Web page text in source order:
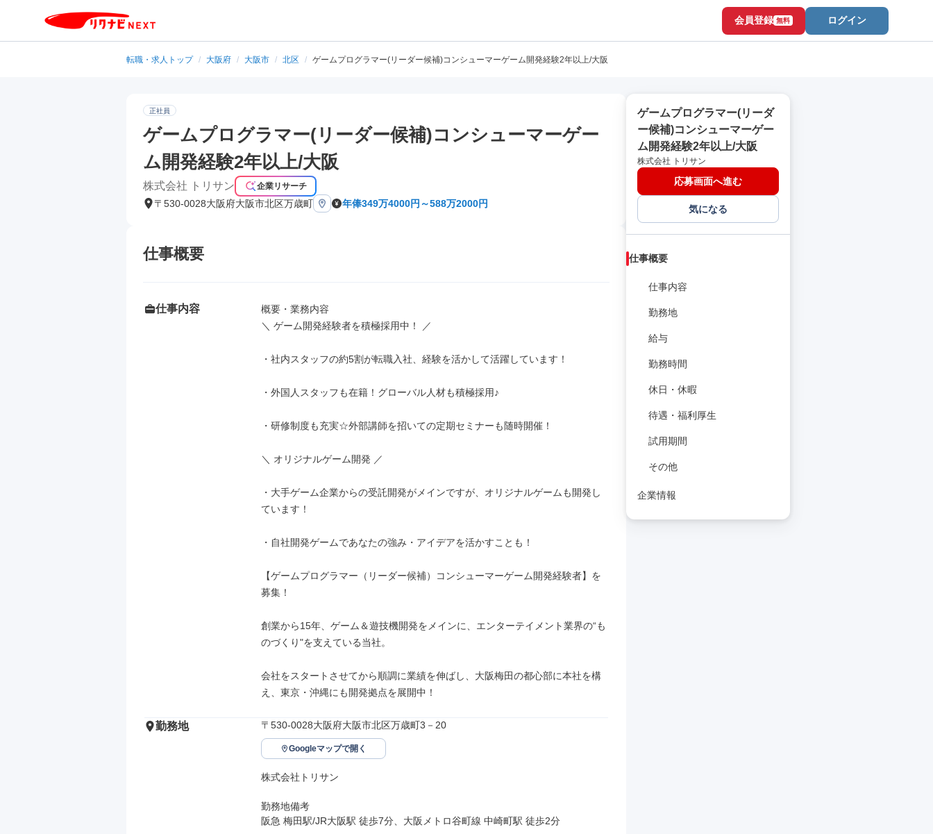
会員登録 無料 ログイン
転職・求人トップ / 大阪府 / 大阪市 / 北区 / ゲームプログラマー(リーダー候補)コンシューマーゲーム開発経験2年以上/大阪
正社員
ゲームプログラマー(リーダー候補)コンシューマーゲー
ム開発経験2年以上/大阪
株式会社 トリサン 企業リサーチ
〒530-0028大阪府大阪市北区万歳町 年俸349万4000円～588万2000円
仕事概要
仕事内容
概要・業務内容
＼ ゲーム開発経験者を積極採用中！ ／
・社内スタッフの約5割が転職入社、経験を活かして活躍しています！
・外国人スタッフも在籍！グローバル人材も積極採用♪
・研修制度も充実☆外部講師を招いての定期セミナーも随時開催！
＼ オリジナルゲーム開発 ／
・大手ゲーム企業からの受託開発がメインですが、オリジナルゲームも開発し
ています！
・自社開発ゲームであなたの強み・アイデアを活かすことも！
【ゲームプログラマー（リーダー候補）コンシューマーゲーム開発経験者】を
募集！
創業から15年、ゲーム＆遊技機開発をメインに、エンターテイメント業界の“も
のづくり"を支えている当社。
会社をスタートさせてから順調に業績を伸ばし、大阪梅田の都心部に本社を構
え、東京・沖縄にも開発拠点を展開中！
勤務地 〒530-0028大阪府大阪市北区万歳町3－20
Googleマップで開く
株式会社トリサン
勤務地備考
阪急 梅田駅/JR大阪駅 徒歩7分、大阪メトロ谷町線 中崎町駅 徒歩2分
ゲームプログラマー(リーダ
ー候補)コンシューマーゲー
ム開発経験2年以上/大阪
株式会社 トリサン
応募画面へ進む
気になる
仕事概要
仕事内容
勤務地
給与
勤務時間
休日・休暇
待遇・福利厚生
試用期間
その他
企業情報